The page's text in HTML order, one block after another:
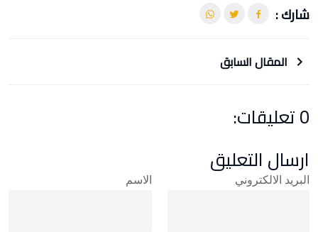
شارك :
المقال السابق
0 تعليقات:
ارسال التعليق
الاسم البريد الالكتروني